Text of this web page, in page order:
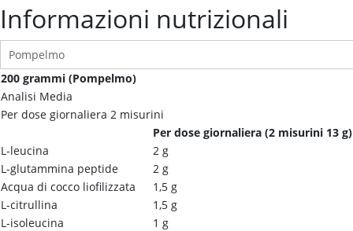
Informazioni nutrizionali
200 grammi (Pompelmo)
Analisi Media
Per dose giornaliera 2 misurini
Per dose giornaliera (2 misurini 13 g)
L-leucina
2 g
L-glutammina peptide
2 g
Acqua di cocco liofilizzata
1,5 g
L-citrullina
1,5 g
L-isoleucina
1 g